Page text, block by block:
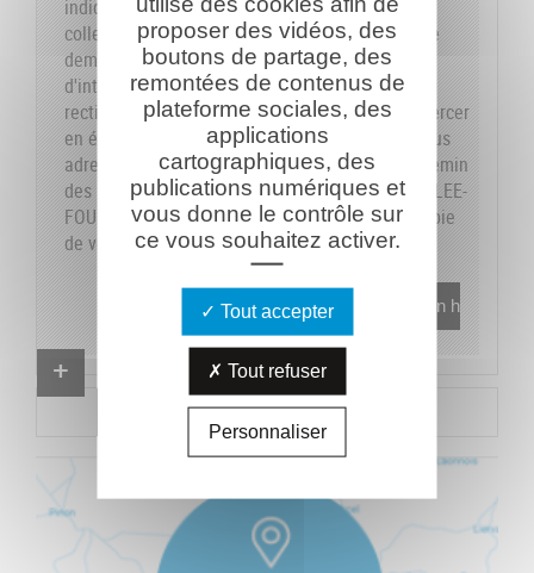
indiquons sur le formulaire les données dont la
collecte est obligatoire pour pouvoir traiter votre
demande. Vous disposez de vos droits
d'interrogation, accès, modification, opposition,
rectification et suppression que vous pouvez exercer
en écrivant au responsable du traitement, en vous
adressant à la Caverne du Dragon-Musée du Chemin
des Dames - RD 18 CD - 02160 OULCHES-LA-VALLEE-
FOULON et en joignant à votre demande une copie
de votre pièce d'identité.En savoir plus
Proposer un combattant
Proposer un document
proposer des vidéos, des
boutons de partage, des
remontées de contenus de
plateforme sociales, des
applications
cartographiques, des
publications numériques et
vous donne le contrôle sur
ce vous souhaitez activer.
Tout accepter
Tout refuser
Personnaliser